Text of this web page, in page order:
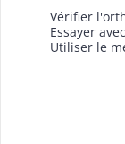
Vérifier
Essayer
Utiliser le